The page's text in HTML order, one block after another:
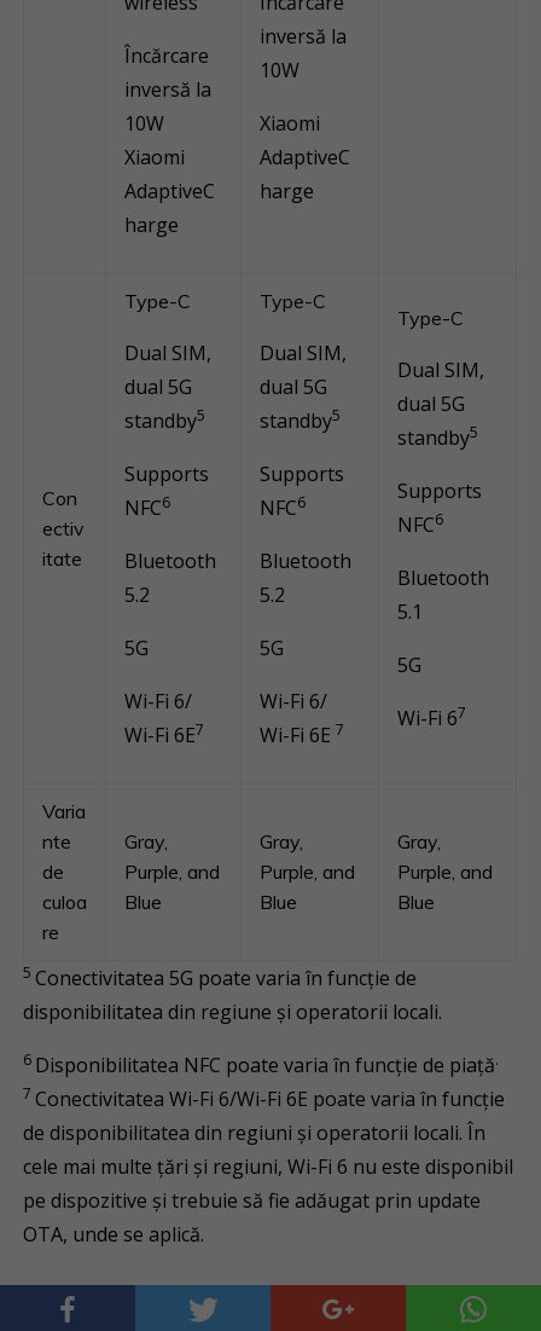
Încărcare
inversă la
10W
Xiaomi
AdaptiveC
harge
inversă la
10W
Xiaomi
AdaptiveC
harge
Con
ectiv
itate
Type-C
Dual SIM,
dual 5G
standby5
Supports
NFC6
Bluetooth
5.2
5G
Wi-Fi 6/
Wi-Fi 6E7
Type-C
Dual SIM,
dual 5G
standby5
Supports
NFC6
Bluetooth
5.2
5G
Wi-Fi 6/
Wi-Fi 6E 7
Type-C
Dual SIM,
dual 5G
standby5
Supports
NFC6
Bluetooth
5.1
5G
Wi-Fi 67
Varia
nte
de
culoa
re
Gray,
Purple, and
Blue
Gray,
Purple, and
Blue
Gray,
Purple, and
Blue
5Conectivitatea 5G poate varia în funcție de
disponibilitatea din regiune și operatorii locali.
6 Disponibilitatea NFC poate varia în funcție de piață.
7Conectivitatea Wi-Fi 6/Wi-Fi 6E poate varia în funcție
de disponibilitatea din regiuni și operatorii locali. În
cele mai multe țări și regiuni, Wi-Fi 6 nu este disponibil
pe dispozitive și trebuie să fie adăugat prin update
OTA, unde se aplică.